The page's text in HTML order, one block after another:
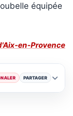
équipée
en-Provence
PARTAGER